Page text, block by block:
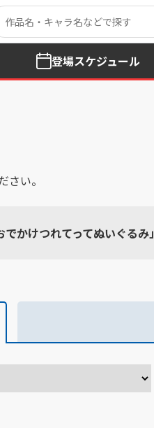
登場スケジュール
い。
かけつれてってぬいぐるみ」